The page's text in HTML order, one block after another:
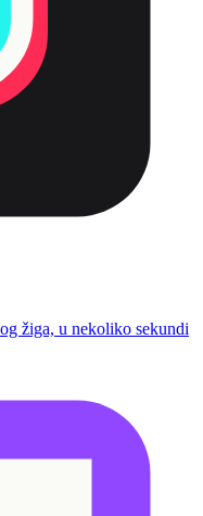
žiga, u nekoliko sekundi